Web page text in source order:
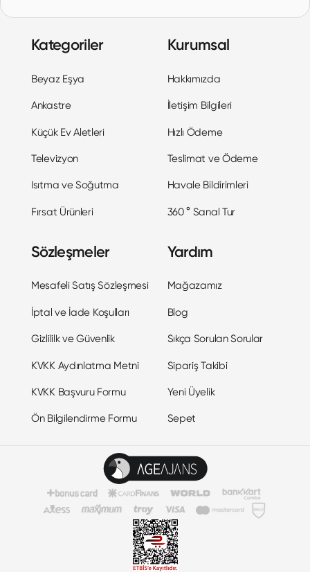
Kategoriler
Beyaz Eşya
Ankastre
Küçük Ev Aletleri
Televizyon
Isıtma ve Soğutma
Fırsat Ürünleri
Kurumsal
Hakkımızda
İletişim Bilgileri
Hızlı Ödeme
Teslimat ve Ödeme
Havale Bildirimleri
360 ° Sanal Tur
Sözleşmeler
Mesafeli Satış Sözleşmesi
İptal ve İade Koşulları
Gizlililk ve Güvenlik
KVKK Aydınlatma Metni
KVKK Başvuru Formu
Ön Bilgilendirme Formu
Yardım
Mağazamız
Blog
Sıkça Sorulan Sorular
Sipariş Takibi
Yeni Üyelik
Sepet